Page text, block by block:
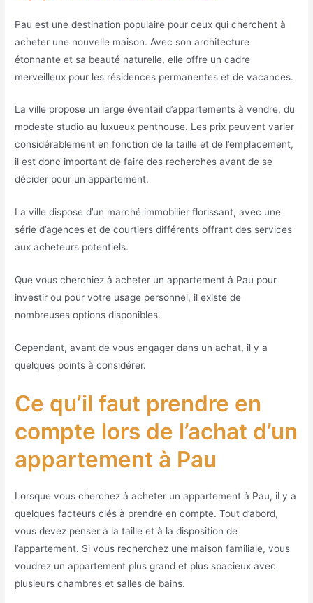
Pau est une destination populaire pour ceux qui cherchent à
acheter une nouvelle maison. Avec son architecture
étonnante et sa beauté naturelle, elle offre un cadre
merveilleux pour les résidences permanentes et de vacances.
La ville propose un large éventail d’appartements à vendre, du
modeste studio au luxueux penthouse. Les prix peuvent varier
considérablement en fonction de la taille et de l’emplacement,
il est donc important de faire des recherches avant de se
décider pour un appartement.
La ville dispose d’un marché immobilier florissant, avec une
série d’agences et de courtiers différents offrant des services
aux acheteurs potentiels.
Que vous cherchiez à acheter un appartement à Pau pour
investir ou pour votre usage personnel, il existe de
nombreuses options disponibles.
Cependant, avant de vous engager dans un achat, il y a
quelques points à considérer.
Ce qu’il faut prendre en
compte lors de l’achat d’un
appartement à Pau
Lorsque vous cherchez à acheter un appartement à Pau, il y a
quelques facteurs clés à prendre en compte. Tout d’abord,
vous devez penser à la taille et à la disposition de
l’appartement. Si vous recherchez une maison familiale, vous
voudrez un appartement plus grand et plus spacieux avec
plusieurs chambres et salles de bains.